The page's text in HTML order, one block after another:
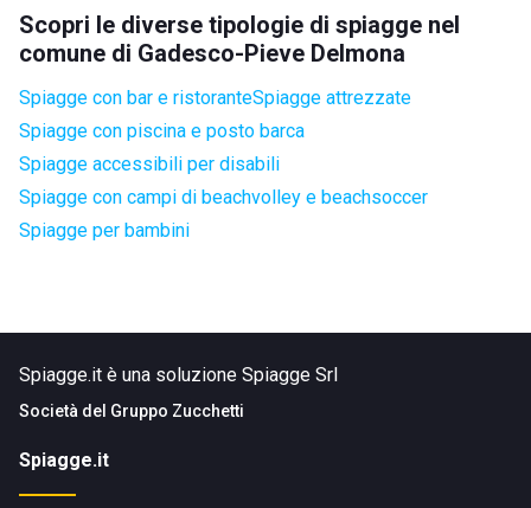
Scopri le diverse tipologie di spiagge nel
comune di Gadesco-Pieve Delmona
Spiagge con bar e ristoranteSpiagge attrezzate
Spiagge con piscina e posto barca
Spiagge accessibili per disabili
Spiagge con campi di beachvolley e beachsoccer
Spiagge per bambini
Spiagge.it è una soluzione Spiagge Srl
Società del Gruppo Zucchetti
Spiagge.it